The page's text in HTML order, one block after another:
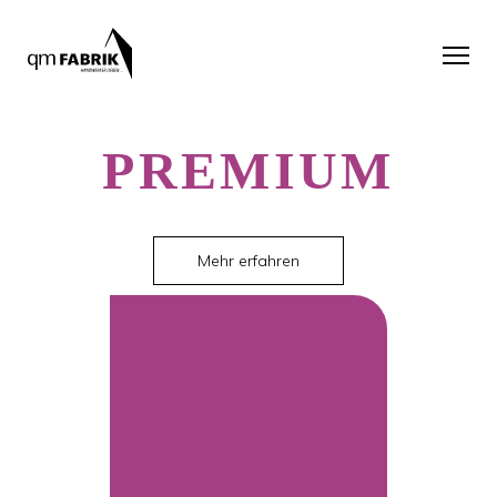
PREMIUM
Mehr erfahren